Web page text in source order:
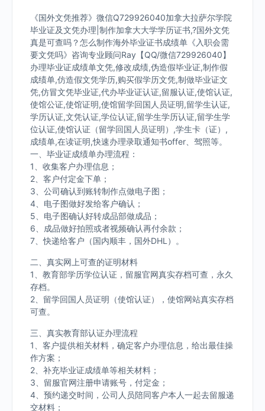
《国外文凭推荐》微信Q729926040加拿大拉萨尔学院
毕业证及文凭办理|制作加拿大大学学历证书,?国外文凭
真是可查吗？怎么制作海外毕业证书成绩单《入职会需
要文凭吗》咨询专业顾问Ray【QQ/微信729926040】
办理毕业证成绩单文凭,修改成绩,伪造假毕业证,制作假
成绩单,仿造假文凭学历,购买假学历文凭,制做毕业证文
凭,仿冒文凭毕业证,代办毕业证认证,留服认证,使馆认证,
使馆公证,使馆证明,使馆留学回国人员证明,留学生认证,
学历认证,文凭认证,学位认证,留学生学历认证,留学生学
位认证,使馆认证（留学回国人员证明）,学生卡（证）,
成绩单,在读证明,快速办理录取通知书offer、驾照等。
一、毕业证成绩单办理流程：
1、收集客户办理信息；
2、客户付定金下单；
3、公司确认到账转制作点做电子图；
4、电子图做好发给客户确认；
5、电子图确认好转成品部做成品；
6、成品做好拍照或者视频确认再付余款；
7、快递给客户（国内顺丰，国外DHL）。
二、真实网上可查的证明材料
1、教育部学历学位认证，留服官网真实存档可查，永久
存档。
2、留学回国人员证明（使馆认证），使馆网站真实存档
可查。
三、真实教育部认证办理流程
1、客户提供相关材料，确定客户办理信息，给出最佳操
作方案；
2、补充毕业证成绩单等相关材料；
3、留服官网注册申请账号，付定金；
4、预约递交时间，公司人员陪同客户本人一起去留服递
交材料；